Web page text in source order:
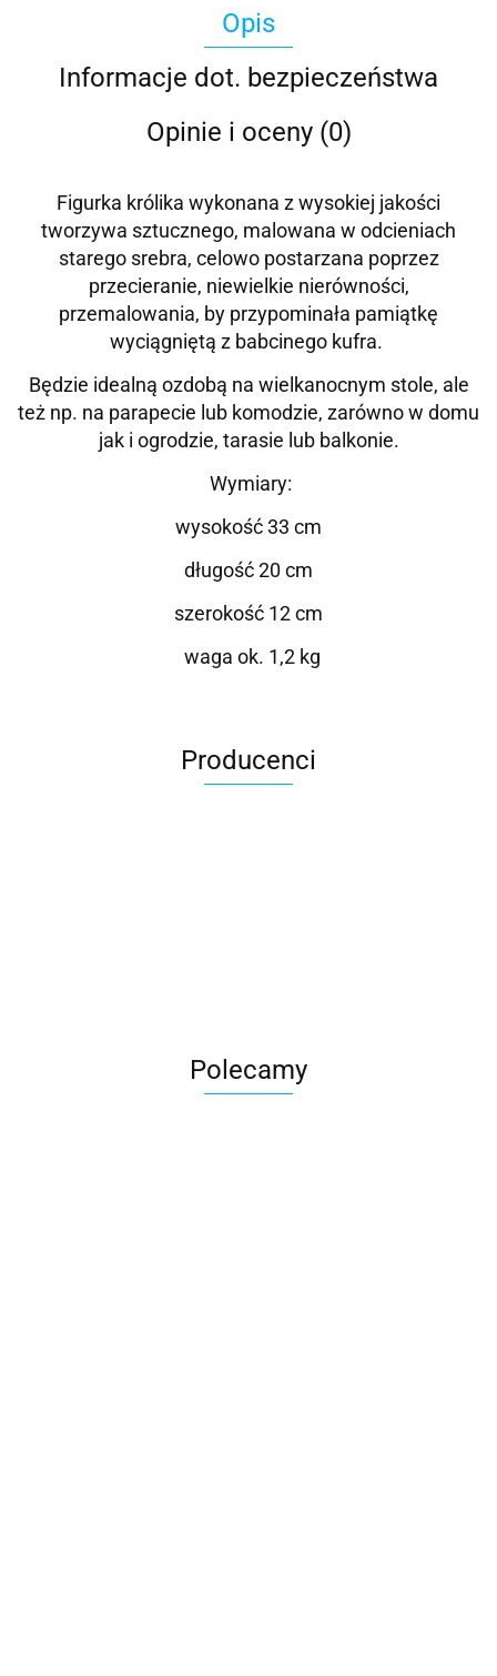
Opis
Informacje dot. bezpieczeństwa
Opinie i oceny (0)
Figurka królika wykonana z wysokiej jakości
tworzywa sztucznego, malowana w odcieniach
starego srebra, celowo postarzana poprzez
przecieranie, niewielkie nierówności,
przemalowania, by przypominała pamiątkę
wyciągniętą z babcinego kufra.
Będzie idealną ozdobą na wielkanocnym stole, ale
też np. na parapecie lub komodzie, zarówno w domu
jak i ogrodzie, tarasie lub balkonie.
Wymiary:
wysokość 33 cm
długość 20 cm
szerokość 12 cm
waga ok. 1,2 kg
Producenci
Polecamy